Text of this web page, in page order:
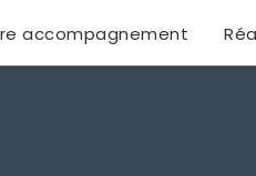
accompagnement